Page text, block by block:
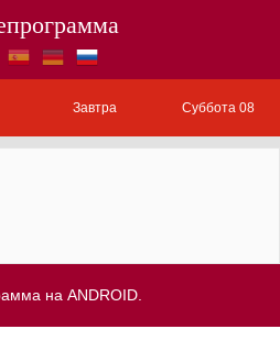
Завтра Суббота 08
на ANDROID.